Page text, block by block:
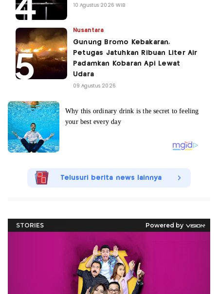
10 Agustus 2026 WIB
Nusantara
Gunung Bromo Kebakaran,
Petugas Jatuhkan Ribuan Liter Air
Padamkan Kobaran Api Lewat
Udara
09 Agustus 2026
Telusuri berita news lainnya